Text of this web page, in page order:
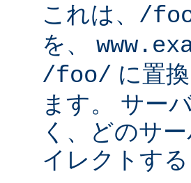
これは、 /
を、
/foo/ に置
ます。 サー
く、どのサ
イレクトす